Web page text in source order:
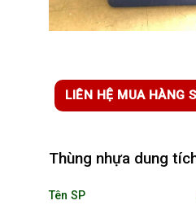
LIÊN HỆ MUA HÀNG
Thùng nhựa dung
Tên SP